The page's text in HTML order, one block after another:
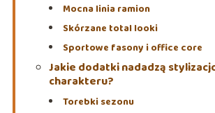
Mocna linia ramion
Skórzane total looki
Sportowe fasony i office core
Jakie dodatki nadadzą
charakteru?
Torebki sezonu